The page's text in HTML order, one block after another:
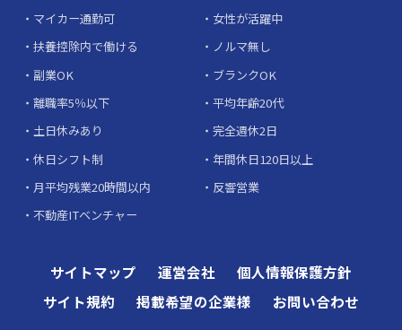
マイカー通勤可
女性が活躍中
扶養控除内で働ける
ノルマ無し
副業OK
ブランクOK
離職率5％以下
平均年齢20代
土日休みあり
完全週休2日
休日シフト制
年間休日120日以上
月平均残業20時間以内
反響営業
不動産ITベンチャー
サイトマップ 運営会社
個人情報保護方針
サイト規約
掲載希望の企業様 お問い合わせ